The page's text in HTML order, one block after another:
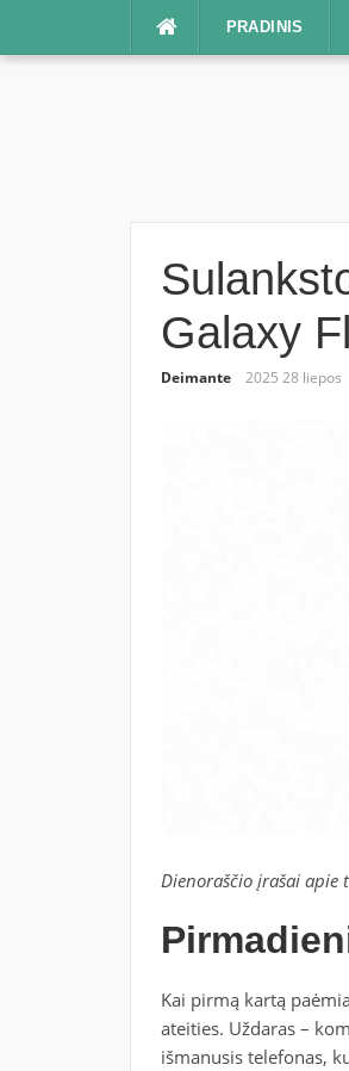
PRADINIS
Galaxy
Deimante 2025 28 liepos
Dienoraščio įrašai apie
Kai pirmą kartą
ateities. Uždaras –
išmanusis telefonas,